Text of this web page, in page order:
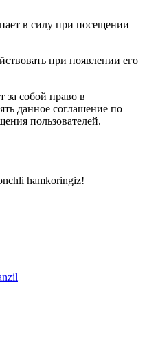
в силу при посещении
при появлении его
за собой право в
данное соглашение по
пользователей.
hamkoringiz!